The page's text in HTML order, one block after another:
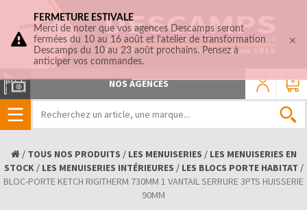
0
NOS AGENCES
/ TOUS NOS PRODUITS / LES MENUISERIES / LES MENUISERIES EN
STOCK/ LES MENUISERIES INTÉRIEURES / LES BLOCS PORTE HABITAT /
BLOC-PORTE KETCH RIGITHERM 730MM 1 VANTAIL SERRURE 3PTS HUISSERIE
90MM
FERMETURE ESTIVALE
Merci de noter que vos agences Descamps seront
fermées du 10 au 16 août et l'atelier de transformation
Descamps du 10 au 23 août prochains. Pensez à
anticiper vos commandes.